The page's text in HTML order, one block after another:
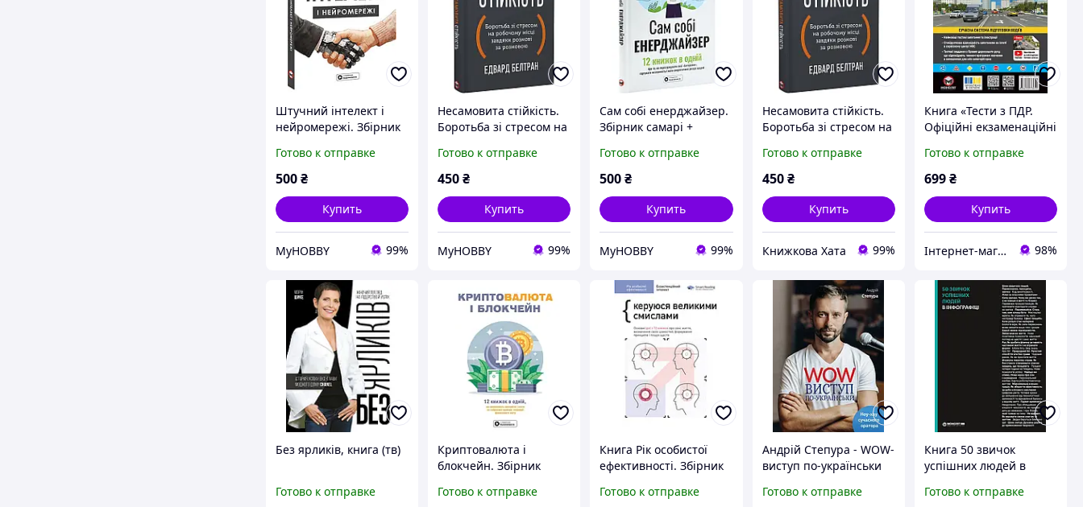
Штучний інтелект і
нейромережі. Збірник
мовою) + аудіокнижка
Готово к отправке
500₴
Купить
MyHOBBY 99%
Несамовита стійкість.
Боротьба зі стресом на
розмові за розмовою
Готово к отправке
450₴
Купить
MyHOBBY 99%
Сам собі енерджайзер.
Збірник самарі +
Готово к отправке
500₴
Купить
MyHOBBY 99%
Несамовита стійкість.
Боротьба зі стресом на
розмові за розмовою
Готово к отправке
450 ₴
Купить
Книжкова Хата 99%
Книга «Тести з ПДР.
Офіційні екзаменаційні
складання іспитів за
всіма категоріями (34-е
Готово к отправке
699₴
Купить
Інтернет-магазин "BIZLIT" 98%
Без ярликів, книга (тв)
Готово к отправке
Криптовалюта і
блокчейн. Збірник
Готово к отправке
Книга Рік особистої
ефективності. Збірник
смислами. Автор -
Готово к отправке
Андрій Степура - WOW-
виступ по-українськи
Готово к отправке
Книга 50 звичок
успішних людей в
Готово к отправке